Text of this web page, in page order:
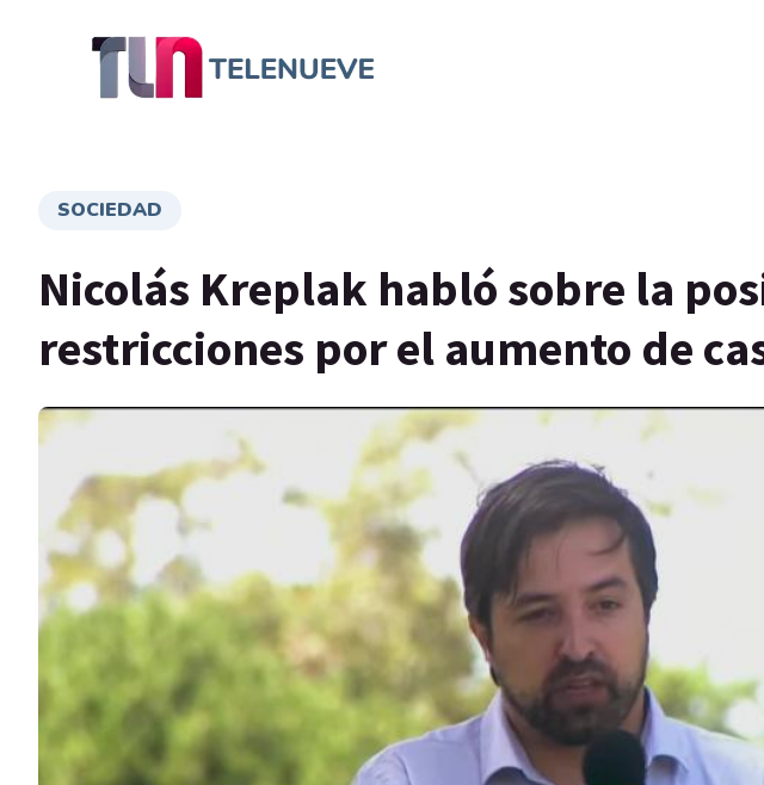
SOCIEDAD
Nicolás Kreplak habló sobre la
restricciones por el aumento de